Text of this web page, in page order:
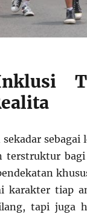
sekadar
terstruktur
karakter tiap
tapi juga